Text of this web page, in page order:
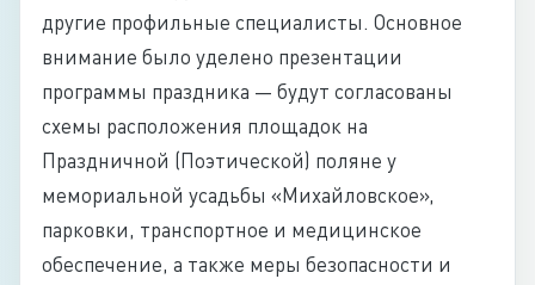
другие профильные специалисты. Основное
внимание было уделено презентации
программы праздника — будут согласованы
схемы расположения площадок на
Праздничной (Поэтической) поляне у
мемориальной усадьбы «Михайловское»,
парковки, транспортное и медицинское
обеспечение, а также меры безопасности и